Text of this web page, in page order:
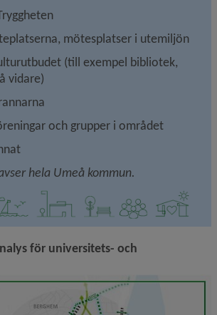
mötesplatser i utemiljön
(till exempel bibliotek,
vidare)
och grupper i området
hela Umeå kommun.
för universitets- och